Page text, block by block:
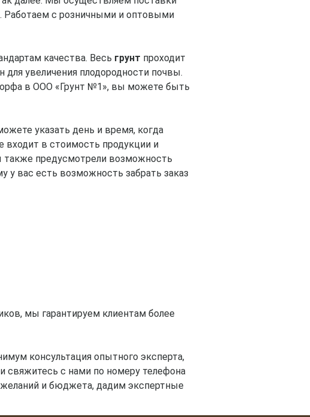
Работаем с розничными и оптовыми
качества. Весь грунт проходит
для увеличения плодородности почвы.
в ООО «Грунт №1», вы можете быть
указать день и время, когда
в стоимость продукции и
также предусмотрели возможность
вас есть возможность забрать заказ
мы гарантируем клиентам более
консультация опытного эксперта,
свяжитесь с нами по номеру телефона
и бюджета, дадим экспертные